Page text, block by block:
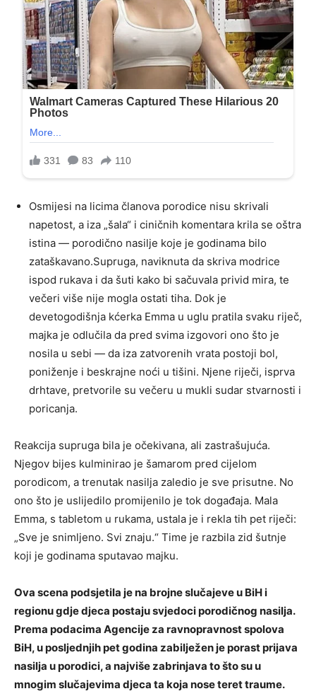
Osmijesi na licima članova porodice nisu skrivali
napetost, a iza „šala“ i ciničnih komentara krila se oštra
istina — porodično nasilje koje je godinama bilo
zataškavano.Supruga, naviknuta da skriva modrice
ispod rukava i da šuti kako bi sačuvala privid mira, te
večeri više nije mogla ostati tiha. Dok je
devetogodišnja kćerka Emma u uglu pratila svaku riječ,
majka je odlučila da pred svima izgovori ono što je
nosila u sebi — da iza zatvorenih vrata postoji bol,
poniženje i beskrajne noći u tišini. Njene riječi, isprva
drhtave, pretvorile su večeru u mukli sudar stvarnosti i
poricanja.
Reakcija supruga bila je očekivana, ali zastrašujuća.
Njegov bijes kulminirao je šamarom pred cijelom
porodicom, a trenutak nasilja zaledio je sve prisutne. No
ono što je uslijedilo promijenilo je tok događaja. Mala
Emma, s tabletom u rukama, ustala je i rekla tih pet riječi:
„Sve je snimljeno. Svi znaju.“ Time je razbila zid šutnje
koji je godinama sputavao majku.
Ova scena podsjetila je na brojne slučajeve u BiH i
regionu gdje djeca postaju svjedoci porodičnog nasilja.
Prema podacima Agencije za ravnopravnost spolova
BiH, u posljednjih pet godina zabilježen je porast prijava
nasilja u porodici, a najviše zabrinjava to što su u
mnogim slučajevima djeca ta koja nose teret traume.